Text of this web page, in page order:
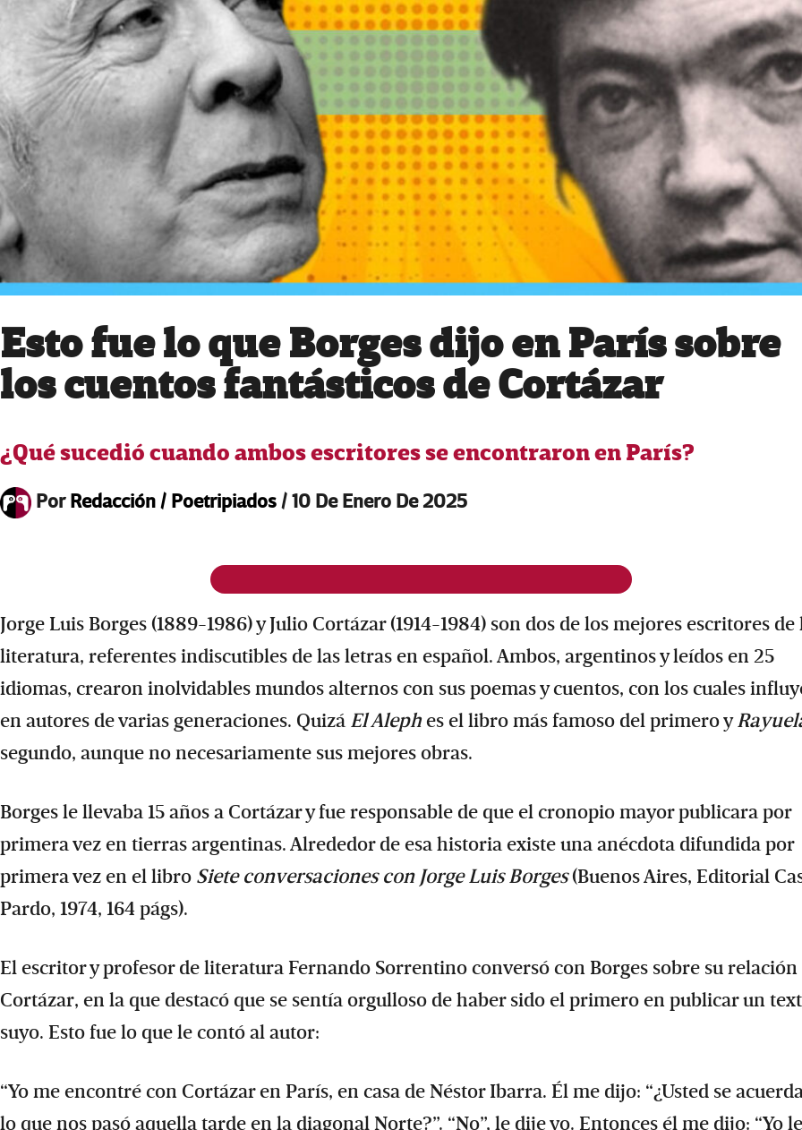
Esto fue lo que Borges dijo en París sobre
los cuentos fantásticos de Cortázar
¿Qué sucedió cuando ambos escritores se encontraron en París?
PorRedacción / Poetripiados/10 De Enero De 2025
Jorge Luis Borges (1889-1986) y Julio Cortázar (1914-1984) son dos de los mejores escritores de
literatura, referentes indiscutibles de las letras en español. Ambos, argentinos y leídos en 25
idiomas, crearon inolvidables mundos alternos con sus poemas y cuentos, con los cuales
en autores de varias generaciones. Quizá El Alephes el libro más famoso del primero y
segundo, aunque no necesariamente sus mejores obras.
Borges le llevaba 15 años a Cortázar y fue responsable de que el cronopio mayor publicara por
primera vez en tierras argentinas. Alrededor de esa historia existe una anécdota difundida por
primera vez en el libro Siete conversaciones con Jorge Luis Borges(Buenos Aires, Editorial
Pardo, 1974, 164 págs).
El escritor y profesor de literatura Fernando Sorrentino conversó con Borges sobre su relación
Cortázar, en la que destacó que se sentía orgulloso de haber sido el primero en publicar un
suyo. Esto fue lo que le contó al autor:
“Yo me encontré con Cortázar en París, en casa de Néstor Ibarra. Él me dijo: “¿Usted se
lo que nos pasó aquella tarde en la diagonal Norte?”. “No”, le dije yo. Entonces él me dijo: “Yo le